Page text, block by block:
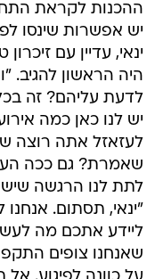
ההכנות לקראת
יש אפשרות שינסו
ינאי, עדיין עם
היה הראשון להגיב.
לדעת עליהם? זה
יש לנו כאן כמה
לעזאזל אתה רוצה
שאמרת? גם ככה
לתת לנו הרגשה שיש
"ינאי, תסתום.
ליידע אתכם מה
שאנחנו צופים